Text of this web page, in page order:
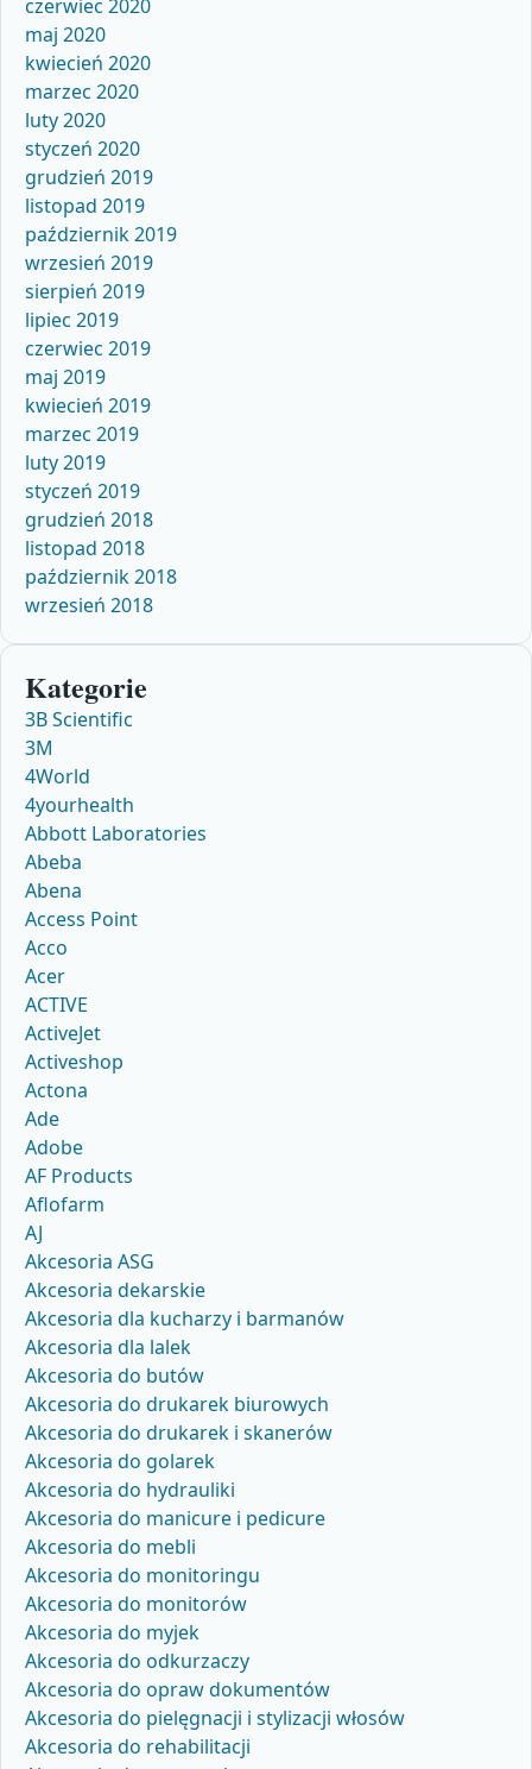
czerwiec 2020
maj 2020
kwiecień 2020
marzec 2020
luty 2020
styczeń 2020
grudzień 2019
listopad 2019
październik 2019
wrzesień 2019
sierpień 2019
lipiec 2019
czerwiec 2019
maj 2019
kwiecień 2019
marzec 2019
luty 2019
styczeń 2019
grudzień 2018
listopad 2018
październik 2018
wrzesień 2018
Kategorie
3B Scientific
3M
4World
4yourhealth
Abbott Laboratories
Abeba
Abena
Access Point
Acco
Acer
ACTIVE
ActiveJet
Activeshop
Actona
Ade
Adobe
AF Products
Aflofarm
AJ
Akcesoria ASG
Akcesoria dekarskie
Akcesoria dla kucharzy i barmanów
Akcesoria dla lalek
Akcesoria do butów
Akcesoria do drukarek biurowych
Akcesoria do drukarek i skanerów
Akcesoria do golarek
Akcesoria do hydrauliki
Akcesoria do manicure i pedicure
Akcesoria do mebli
Akcesoria do monitoringu
Akcesoria do monitorów
Akcesoria do myjek
Akcesoria do odkurzaczy
Akcesoria do opraw dokumentów
Akcesoria do pielęgnacji i stylizacji włosów
Akcesoria do rehabilitacji